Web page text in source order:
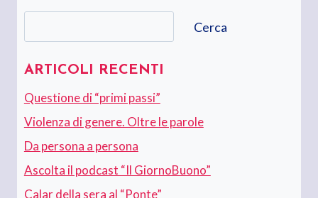
Cerca
ARTICOLI RECENTI
Questione di “primi passi”
Violenza di genere. Oltre le parole
Da persona a persona
Ascolta il podcast “Il GiornoBuono”
Calar della sera al “Ponte”